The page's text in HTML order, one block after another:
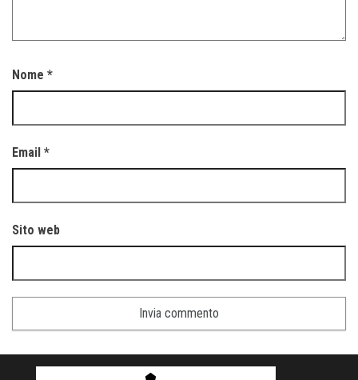
Nome *
Email *
Sito web